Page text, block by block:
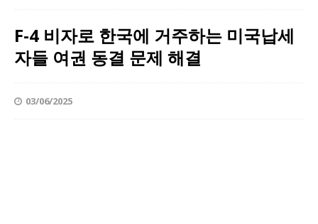
F-4 비자로 한국에 거주하는 미국납세
자들 여권 동결 문제 해결
03/06/2025